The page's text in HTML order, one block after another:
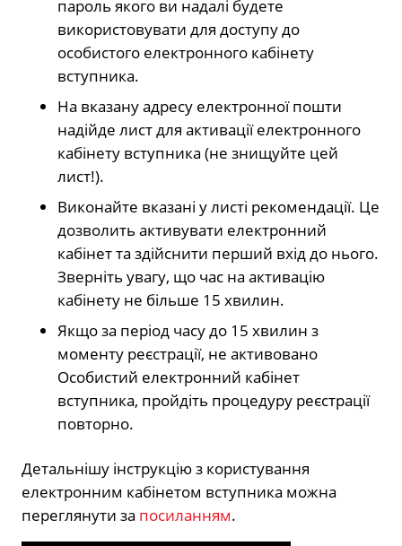
пароль якого ви надалі будете
використовувати для доступу до
особистого електронного кабінету
вступника.
На вказану адресу електронної пошти
надійде лист для активації електронного
кабінету вступника (не знищуйте цей
лист!).
Виконайте вказані у листі рекомендації. Це
дозволить активувати електронний
кабінет та здійснити перший вхід до нього.
Зверніть увагу, що час на активацію
кабінету не більше 15 хвилин.
Якщо за період часу до 15 хвилин з
моменту реєстрації, не активовано
Особистий електронний кабінет
вступника, пройдіть процедуру реєстрації
повторно.
Детальнішу інструкцію з користування
електронним кабінетом вступника можна
переглянути за посиланням.